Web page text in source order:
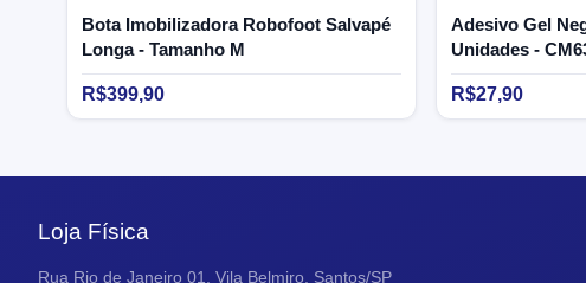
Bota Imobilizadora Robofoot Salvapé
Longa - Tamanho M
R$399,90
Adesivo Gel
Unidades -
R$27,90
Loja Física
Rua Rio de Janeiro 01, Vila Belmiro, Santos/SP